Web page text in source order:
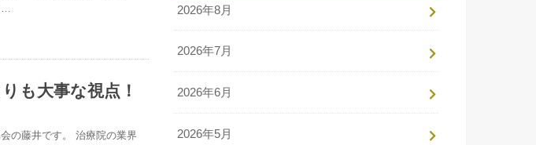
も大事な視点！
の藤井です。 治療院の業界
2026年8月
2026年7月
2026年6月
2026年5月